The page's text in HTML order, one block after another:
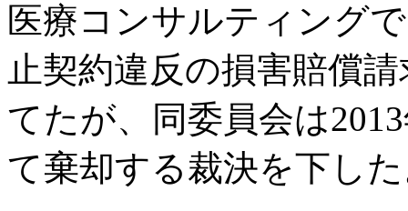
医療コンサルティング
止契約違反の損害賠償
てたが、同委員会は
て棄却する裁決を下し